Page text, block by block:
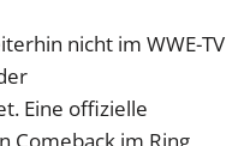
nicht im WWE-TV
Eine offizielle